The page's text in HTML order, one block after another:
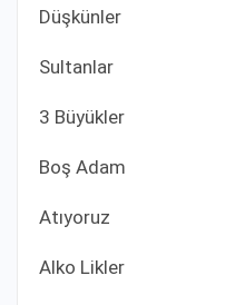
Düşkünler
Sultanlar
3 Büyükler
Boş Adam
Atıyoruz
Alko Likler